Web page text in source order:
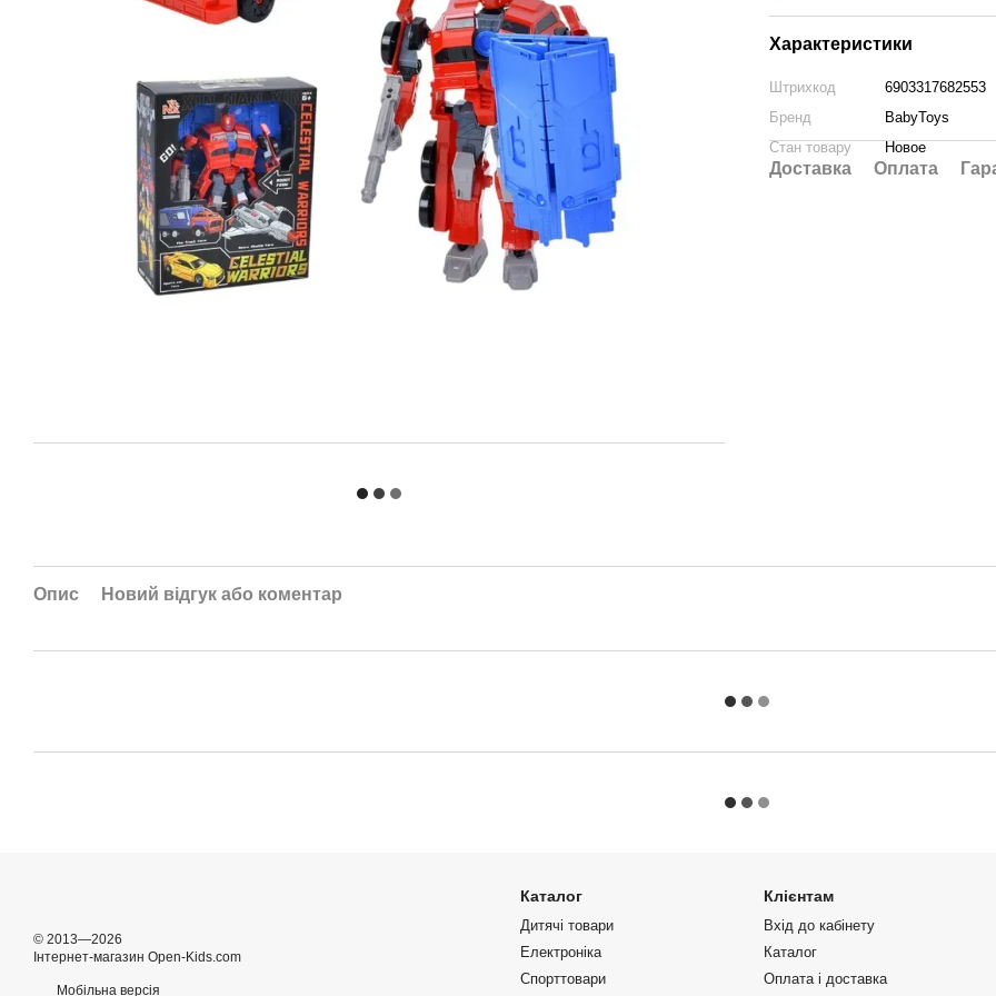
Характеристики
Штрихкод
6903317682553
Бренд
BabyToys
Стан товару
Новое
Доставка Оплата
Опис Новий відгук або коментар
© 2013—2026
Інтернет-магазин Open-Kids.com
Мобільна версія
Каталог
Дитячі товари
Електроніка
Спорттовари
Клієнтам
Вхід до кабінету
Каталог
Оплата і доставка